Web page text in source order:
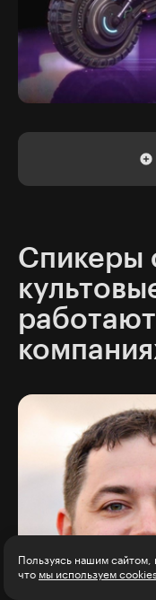
Спикеры
Пользуясь нашим сайтом,
что мы используем